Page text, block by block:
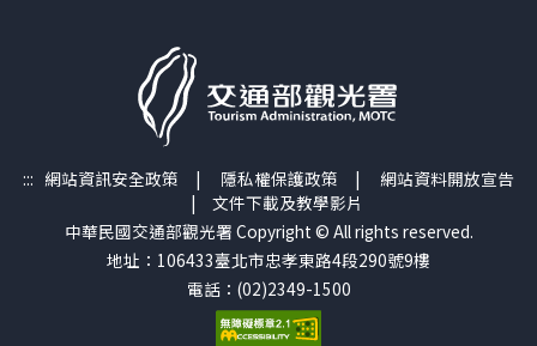
::: 網站資訊安全政策 | 隱私權保護政策 | 網站資料開放宣告
| 文件下載及教學影片
中華民國交通部觀光署 Copyright © All rights reserved.
地址：106433臺北市忠孝東路4段290號9樓
電話：(02)2349-1500